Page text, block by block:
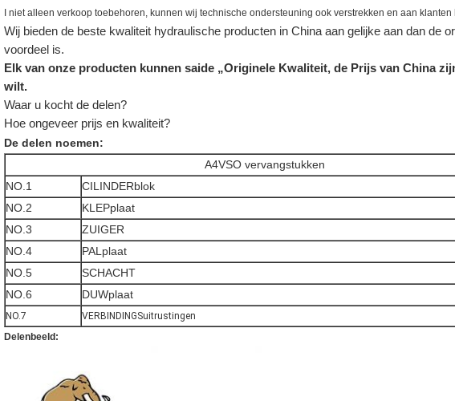
I niet alleen verkoop toebehoren, kunnen wij technische ondersteuning ook verstrekken en aan klanten
Wij bieden de beste kwaliteit hydraulische producten in China aan gelijke aan dan de
voordeel is.
Elk van onze producten kunnen saide „Originele Kwaliteit, de Prijs van China
wilt.
Waar u kocht de delen?
Hoe ongeveer prijs en kwaliteit?
De delen noemen:
A4VSO vervangstukken
NO.1
CILINDERblok
NO.2
KLEPplaat
NO.3
ZUIGER
NO.4
PALplaat
NO.5
SCHACHT
NO.6
DUWplaat
NO.7
VERBINDINGSuitrustingen
Delenbeeld: